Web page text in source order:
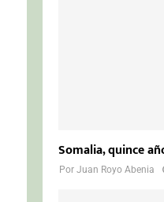
Somalia, quince
PorJuan Royo Abenia